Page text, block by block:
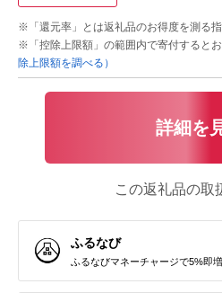
※「還元率」とは返礼品のお得度を測る
※「控除上限額」の範囲内で寄付すると
除上限額を調べる）
詳細を
この返礼品の取
ふるなび
ふるなびマネーチャージで5%即増